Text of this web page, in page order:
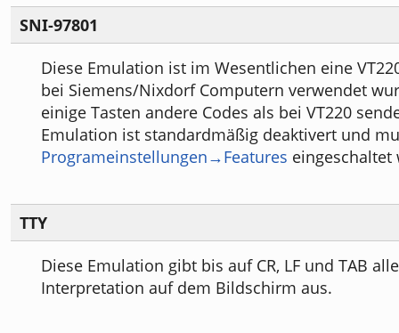
SNI-97801
Diese Emulation ist im Wesentlichen eine
bei Siemens/Nixdorf Computern verwendet
einige Tasten andere Codes als bei VT220
Emulation ist standardmäßig deaktivert und
Programeinstellungen→Features eingeschaltet
TTY
Diese Emulation gibt bis auf CR, LF und TAB
Interpretation auf dem Bildschirm aus.